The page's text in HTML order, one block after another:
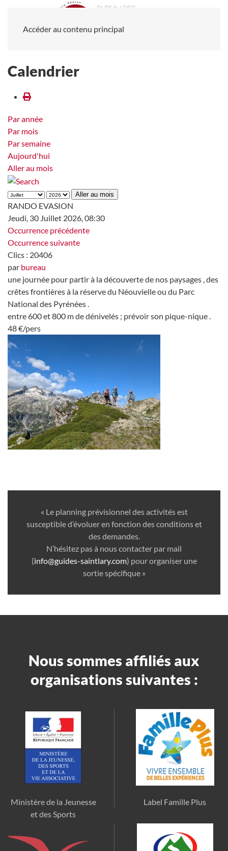
Accéder au contenu principal
Calendrier
Par année
Par mois
Par semaine
Aujourd'hui
Aller au mois
Aller au mois
RANDO EVASION
Jeudi, 30 Juillet 2026, 08:30
Occurrence précédente
Occurrence suivante
Clics : 20406
par bureau
une journée pour partir à la découverte de nos paysages , des
crêtes frontières à la réserve du Néouvielle ou du Parc
National des Pyrénées .
entre 600 et 800 m de dénivelés ; prévoir son pique-nique .
48 €/pers
« Le planning prévisionnel des activités est
susceptible d’évoluer en fonction des conditions et
des demandes.
N’hésitez pas à nous contacter par mail
(info@guides-saintlary.com) pour organiser une
sortie spécifique »
Nous sommes affiliés aux
organisations suivantes :
Ministère de la Jeunesse
et des Sports
Label Famille Plus